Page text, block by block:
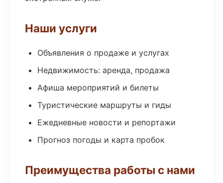
Наши услуги
Объявления о продаже и услугах
Недвижимость: аренда, продажа
Афиша мероприятий и билеты
Туристические маршруты и гиды
Ежедневные новости и репортажи
Прогноз погоды и карта пробок
Преимущества работы с нами